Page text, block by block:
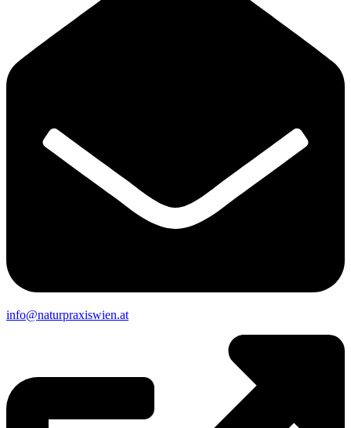
info@naturpraxiswien.at